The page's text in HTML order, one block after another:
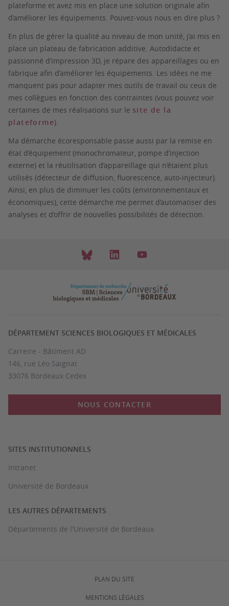
plateforme et avez mis en place une solution originale afin
d’améliorer les équipements. Pouvez-vous nous en dire plus ?
En plus de gérer la qualité au niveau de mon unité, j’ai mis en
place un plateau de fabrication additive. Autodidacte et
passionné d’impression 3D, je répare des appareillages ou en
fabrique afin d’améliorer les équipements. Les idées ne me
manquent pas pour adapter mes outils de travail ou ceux de
mes collègues en fonction des contraintes (vous pouvez voir
certaines de mes réalisations sur le site de la
plateforme).
Ma démarche écoresponsable passe aussi par la remise en
état d’équipement (monochromateur, pompe d’injection
externe) et la réutilisation d’appareillage qui n’étaient plus
utilisés (détecteur de diffusion, fluorescence, auto-injecteur).
Ainsi, en plus de diminuer les coûts (environnementaux et
économiques), cette démarche me permet d’automatiser des
analyses et d’offrir de nouvelles possibilités de détection.
DÉPARTEMENT SCIENCES BIOLOGIQUES ET MÉDICALES
Carreire - Bâtiment AD
146, rue Léo Saignat
33076 Bordeaux Cedex
NOUS CONTACTER
SITES INSTITUTIONNELS
Intranet
Université de Bordeaux
LES AUTRES DÉPARTEMENTS
Départements de l'Université de Bordeaux
PLAN DU SITE
MENTIONS LÉGALES